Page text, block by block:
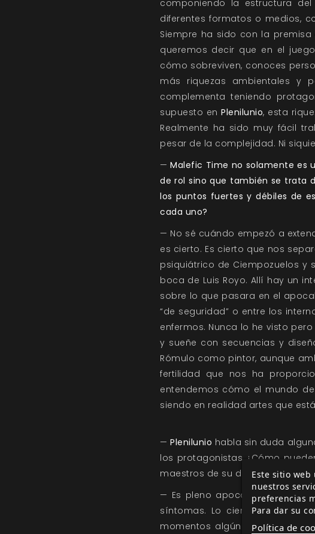
componiendo la estructura del
diferentes formatos o medios,
Siempre ha sido con la
queremos decir que en el
cómo sobreviven, conoces
más riquezas ambientales y
complementa teniendo
supuesto enPlenilunio, esta
Realmente ha sido muy fácil
pesar de la complejidad. Ni
—Malefic Time no solamente es
de rol sino que también se trata
los puntos fuertes y débiles de
cada uno?
— No sé cuándo empezó a
es cierto. Es cierto que nos
psiquiátrico de Ciempozuelos y
boca de Luis Royo. Allí hay un
sobre lo que pasara en el
“de seguridad” o entre los
enfermos. Nunca lo he visto
y sueñe con secuencias y
Rómulo como pintor, aunque
fertilidad que nos ha
entendemos cómo el mundo
siendo en realidad artes que
—Plenilunio habla sin duda
los protagonistas ¿Cómo
maestros de su destino? Es
— Es pleno apocalipsis dentro
síntomas. Lo cierto es que
momentos algún “alado”
Este sitio
nuestros
preferencias
Para dar su
Política de